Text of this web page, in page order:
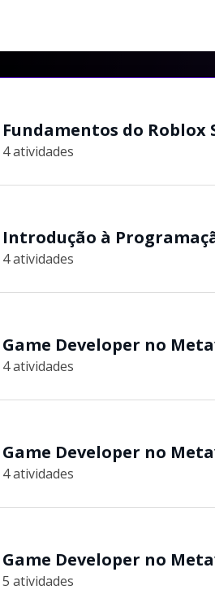
Fundamentos do Roblox
4 atividades
Introdução à
4 atividades
Game Developer no
4 atividades
Game Developer no
4 atividades
Game Developer no
5 atividades